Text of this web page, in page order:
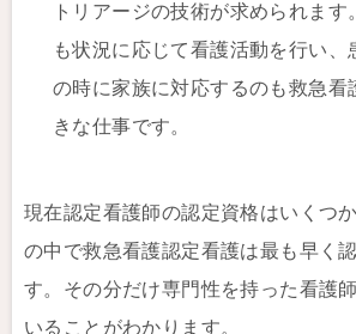
トリアージの技術が求められます
も状況に応じて看護活動を行い、
の時に家族に対応するのも救急看
きな仕事です。
現在認定看護師の認定資格はいくつ
の中で救急看護認定看護は最も早く
す。その分だけ専門性を持った看護
いることがわかります。